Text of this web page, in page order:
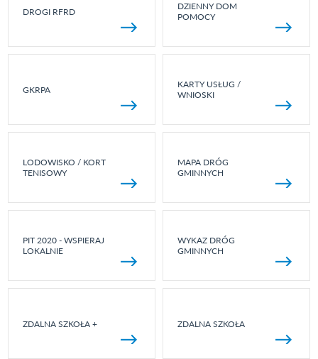
DROGI RFRD
DZIENNY DOM
POMOCY
GKRPA
KARTY USŁUG /
WNIOSKI
LODOWISKO / KORT
TENISOWY
MAPA DRÓG
GMINNYCH
PIT 2020 - WSPIERAJ
LOKALNIE
WYKAZ DRÓG
GMINNYCH
ZDALNA SZKOŁA + ZDALNA SZKOŁA